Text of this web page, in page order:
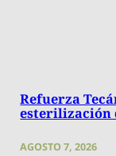
Refuerza
esterilización
AGOSTO 7, 2026